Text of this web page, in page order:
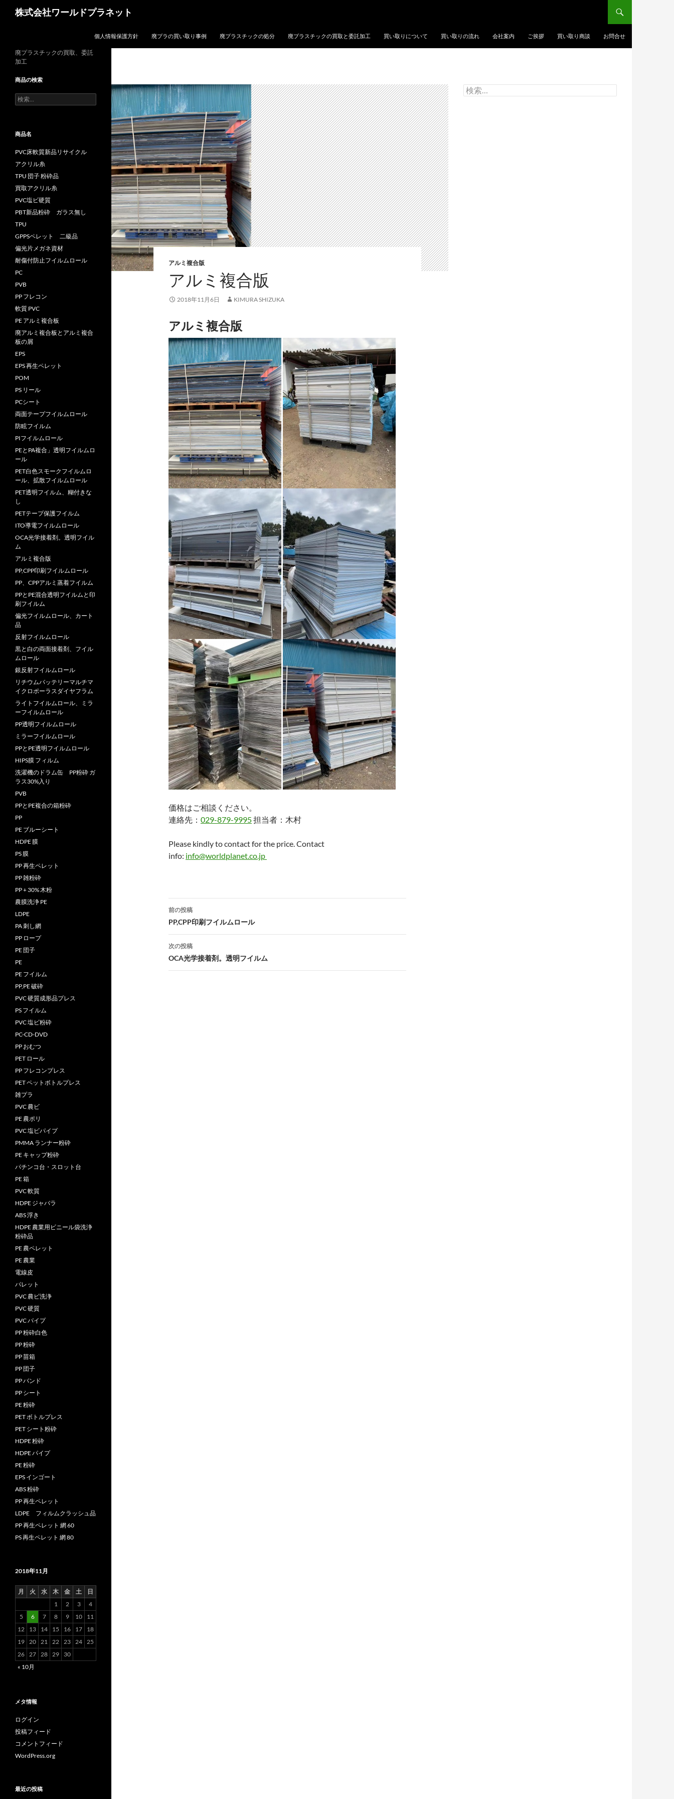
株式会社ワールドプラネット
個人情報保護方針
廃プラの買い取り事例 廃プラスチックの処分 廃プラスチックの買取と委託加工 買い取りについて 買い取りの流れ 会社案内 ご挨拶 買い取り商談 お問合せ
アルミ複合版
アルミ複合版
2018年11月6日 KIMURA SHIZUKA
アルミ複合版
価格はご相談ください。
連絡先： 029-879-9995担当者：木村
Please kindly to contact for the price. Contact
info: info@worldplanet.co.jp
投
稿
ナ
ビ
ゲ
前の投稿
PP,CPP印刷フイルムロール
次の投稿
OCA光学接着剤。透明フイルム
検
索:
廃プラスチックの買取、委託
加工
商品の検索
検
索:
商品名
PVC床軟質新品リサイクル
アクリル糸
TPU 団子 粉砕品
買取アクリル糸
PVC塩ビ硬質
PBT新品粉砕 ガラス無し
TPU
GPPSペレット 二級品
偏光片メガネ資材
耐傷付防止フイルムロール
PC
PVB
PP フレコン
軟質 PVC
PE アルミ複合板
廃アルミ複合板とアルミ複合
板の屑
EPS
EPS 再生ペレット
POM
PS リール
PCシート
両面テープフイルムロール
防眩フイルム
PIフイルムロール
PEとPA複合」透明フイルムロ
ール
PET白色スモークフイルムロ
ール、拡散フイルムロール
PET透明フイルム、糊付きな
し
PETテープ保護フイルム
ITO導電フイルムロール
OCA光学接着剤。透明フイル
ム
アルミ複合版
PP,CPP印刷フイルムロール
PP、CPPアルミ蒸着フイルム
PPとPE混合透明フイルムと印
刷フイルム
偏光フイルムロール、カート
品
反射フイルムロール
黒と白の両面接着剤、フイル
ムロール
銀反射フイルムロール
リチウムバッテリーマルチマ
イクロポーラスダイヤフラム
ライトフイルムロール、ミラ
ーフイルムロール
PP透明フイルムロール
ミラーフイルムロール
PPとPE透明フイルムロール
HIPS膜 フィルム
洗濯機のドラム缶 PP粉砕 ガ
ラス30%入り
PVB
PPとPE複合の箱粉砕
PP
PE ブルーシート
HDPE 膜
PS 膜
PP 再生ペレット
PP 雑粉砕
PP + 30% 木粉
農膜洗浄 PE
LDPE
PA 刺し網
PP ロープ
PE 団子
PE
PE フイルム
PP,PE 破砕
PVC 硬質成形品プレス
PS フイルム
PVC 塩ビ粉砕
PC-CD-DVD
PP おむつ
PET ロール
PP フレコンプレス
PET ペットボトルプレス
雑プラ
PVC 農ビ
PE 農ポリ
PVC 塩ビパイプ
PMMA ランナー粉砕
PE キャップ粉砕
パチンコ台・スロット台
PE 箱
PVC 軟質
HDPE ジャバラ
ABS 浮き
HDPE 農業用ビニール袋洗浄
粉砕品
PE 農ペレット
PE 農業
電線皮
パレット
PVC 農ビ洗浄
PVC 硬質
PVC パイプ
PP 粉砕白色
PP 粉砕
PP 苗箱
PP 団子
PP バンド
PP シート
PE 粉砕
PET ボトルプレス
PET シート粉砕
HDPE 粉砕
HDPE パイプ
PE 粉砕
EPS インゴート
ABS 粉砕
PP 再生ペレット
LDPE フィルムクラッシュ品
PP 再生ペレット 網 60
PS 再生ペレット 網 80
2018年11月
月 火 水 木 金 土
日
1
2 3
4
5
6 7 8 9 10
11
12
13 14 15 16 17
18
19 20 21 22 23 24 25
26 27 28 29
30
« 10月
メタ情報
ログイン
投稿フィード
コメントフィード
WordPress.org
最近の投稿